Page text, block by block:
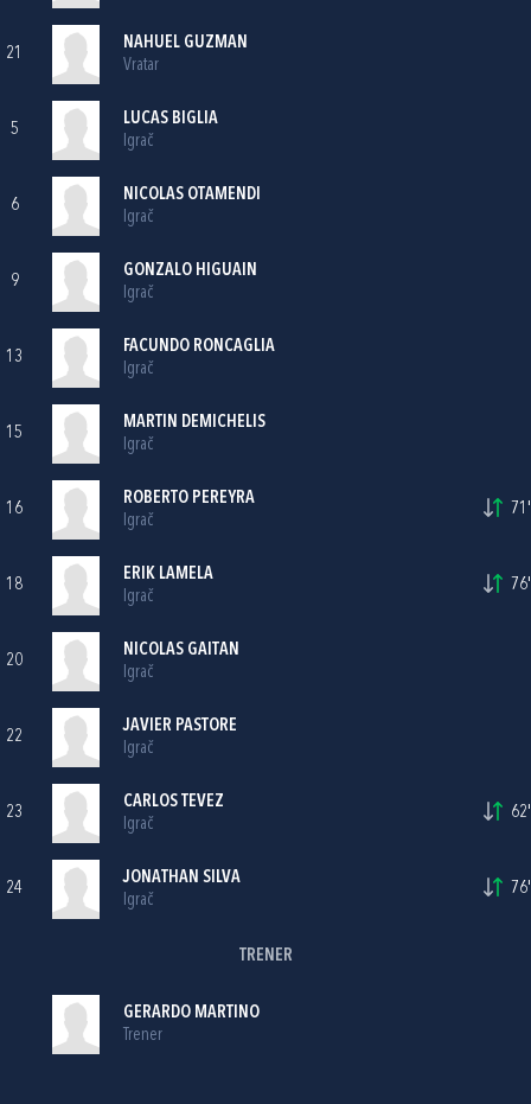
21
NAHUEL GUZMAN
Vratar
5
LUCAS BIGLIA
Igrač
6
NICOLAS OTAMENDI
Igrač
9
GONZALO HIGUAIN
Igrač
13
FACUNDO RONCAGLIA
Igrač
15
MARTIN DEMICHELIS
Igrač
16
ROBERTO PEREYRA
Igrač
71'
18
ERIK LAMELA
Igrač
76'
20
NICOLAS GAITAN
Igrač
22
JAVIER PASTORE
Igrač
23
CARLOS TEVEZ
Igrač
62'
24
JONATHAN SILVA
Igrač
76'
TRENER
GERARDO MARTINO
Trener